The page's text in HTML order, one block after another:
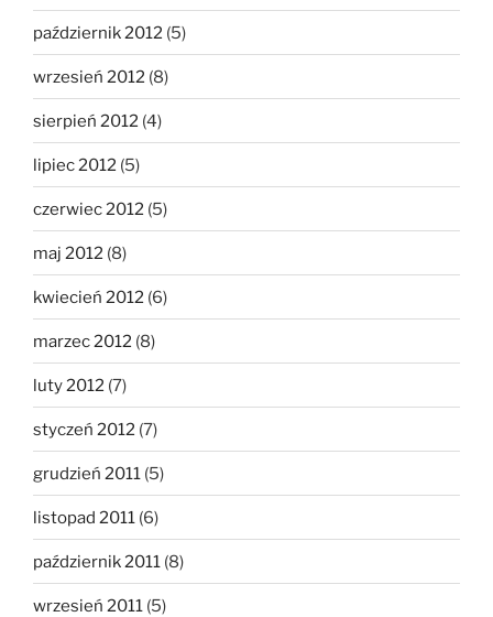
październik 2012 (5)
wrzesień 2012 (8)
sierpień 2012 (4)
lipiec 2012 (5)
czerwiec 2012 (5)
maj 2012 (8)
kwiecień 2012 (6)
marzec 2012 (8)
luty 2012 (7)
styczeń 2012 (7)
grudzień 2011 (5)
listopad 2011 (6)
październik 2011 (8)
wrzesień 2011 (5)